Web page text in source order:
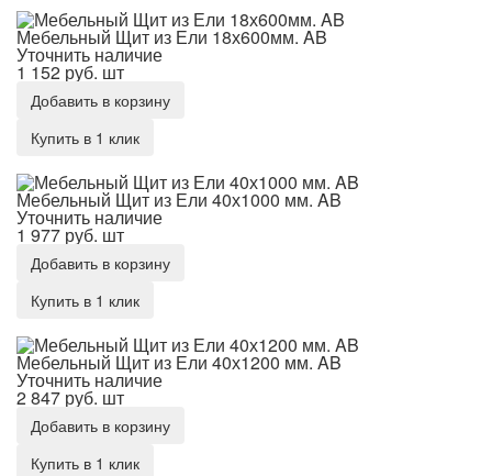
Мебельный Щит из Ели 18х600мм. AB
Уточнить наличие
1 152 руб. шт
Добавить в корзину
Купить в 1 клик
Мебельный Щит из Ели 40х1000 мм. AB
Уточнить наличие
1 977 руб. шт
Добавить в корзину
Купить в 1 клик
Мебельный Щит из Ели 40х1200 мм. AB
Уточнить наличие
2 847 руб. шт
Добавить в корзину
Купить в 1 клик